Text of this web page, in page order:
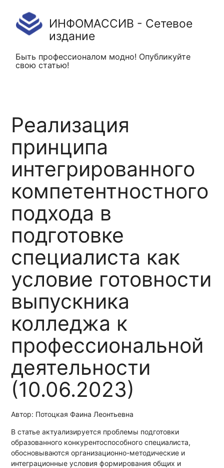
ИНФОМАССИВ - Сетевое
издание
Быть профессионалом модно! Опубликуйте
свою статью!
Реализация
принципа
интегрированного
компетентностного
подхода в
подготовке
специалиста как
условие готовности
выпускника
колледжа к
профессиональной
деятельности
(10.06.2023)
Автор: Потоцкая Фаина Леонтьевна
В статье актуализируется проблемы подготовки
образованного конкурентоспособного специалиста,
обосновываются организационно-методические и
интеграционные условия формирования общих и